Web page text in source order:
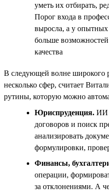
уметь их отбирать,
Порог входа в
выросла, а у опытных
больше
качества
В следующей волне
несколько сфер, считает
рутины, которую можно
Юриспруденция. ИИ
договоров и поиск
анализировать
формулировки,
Финансы,
операции,
за отклонениями. А